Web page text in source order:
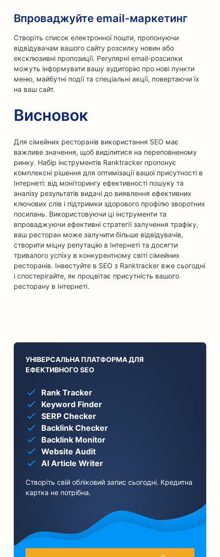
Впроваджуйте email-маркетинг
Створіть список електронної пошти, пропонуючи
відвідувачам вашого сайту розсилку новин або
ексклюзивні пропозиції. Регулярні email-розсилки
можуть інформувати вашу аудиторію про нові пункти
меню, майбутні події та спеціальні акції, повертаючи їх
на ваш сайт.
Висновок
Для сімейних ресторанів використання SEO має
важливе значення, щоб виділитися на переповненому
ринку. Набір інструментів Ranktracker пропонує
комплексні рішення для оптимізації вашої присутності в
Інтернеті: від моніторингу ефективності пошуку та
аналізу результатів видачі до виявлення ефективних
ключових слів і підтримки здорового профілю зворотних
посилань. Використовуючи ці інструменти та
впроваджуючи ефективні стратегії залучення трафіку,
ваш ресторан може залучити більше відвідувачів,
створити міцну репутацію в Інтернеті та досягти
тривалого успіху в конкурентному світі сімейних
ресторанів. Інвестуйте в SEO з Ranktracker вже сьогодні
і спостерігайте, як процвітає присутність вашого
ресторану в Інтернеті.
УНІВЕРСАЛЬНА ПЛАТФОРМА ДЛЯ
ЕФЕКТИВНОГО SEO
Rank Tracker
Keyword Finder
SERP Checker
Backlink Checker
Backlink Monitor
Website Audit
AI Article Writer
Створіть свій обліковий запис сьогодні. Кредитна
картка не потрібна.